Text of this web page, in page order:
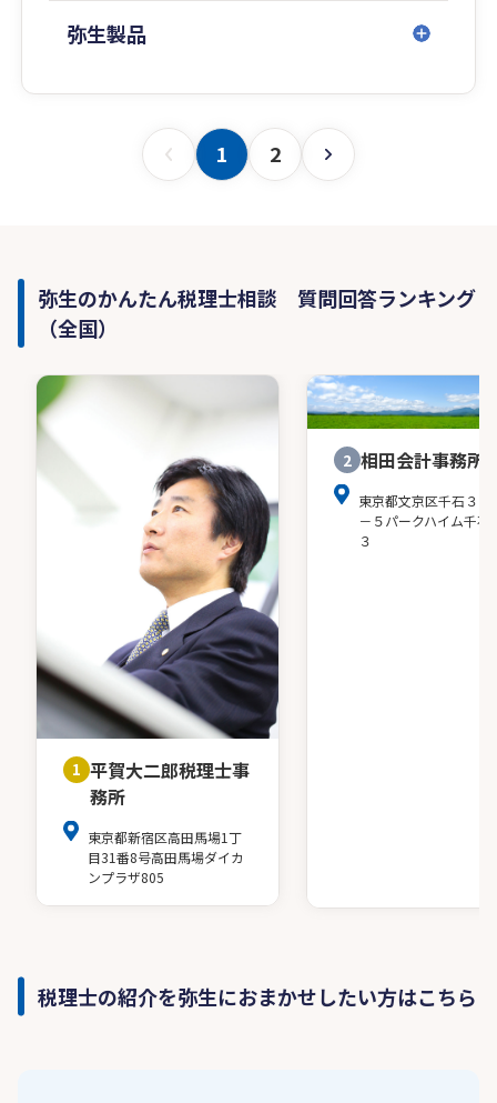
弥生製品
1 2
弥生のかんたん税理士相談 質問回答ランキング
（全国）
1 平賀大二郎税理士事
務所
東京都新宿区高田馬場1丁
目31番8号高田馬場ダイカ
ンプラザ805
2 相田会計事務所
東京都文京区千石３－
－５パークハイム千石
３
税理士の紹介を弥生におまかせしたい方はこちら